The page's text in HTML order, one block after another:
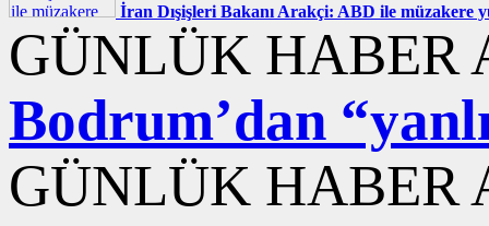
İran Dışişleri Bakanı Arakçi: ABD ile müzakere
GÜNLÜK HABER
Bodrum’dan
GÜNLÜK HABER